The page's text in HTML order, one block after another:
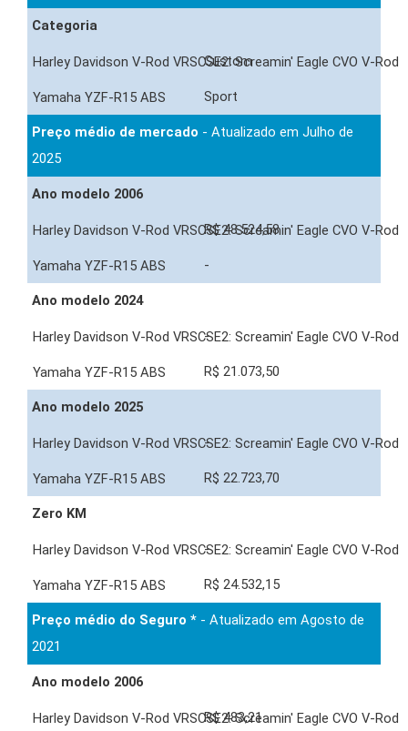
Categoria
Custom
Sport
Preço médio de mercado - Atualizado em Julho de
2025
Ano modelo 2006
R$ 48.524,58
-
Ano modelo 2024
-
R$ 21.073,50
Ano modelo 2025
-
R$ 22.723,70
Zero KM
-
R$ 24.532,15
Preço médio do Seguro * - Atualizado em Agosto de
2021
Ano modelo 2006
R$ 483,21